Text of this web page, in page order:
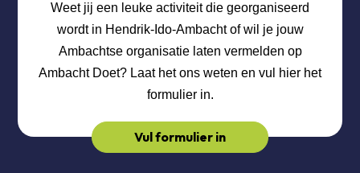
Weet jij een leuke activiteit die georganiseerd
wordt in Hendrik-Ido-Ambacht of wil je jouw
Ambachtse organisatie laten vermelden op
Ambacht Doet? Laat het ons weten en vul hier het
formulier in.
Vul formulier in